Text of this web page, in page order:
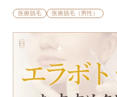
医療脱毛 医療脱毛（男性）